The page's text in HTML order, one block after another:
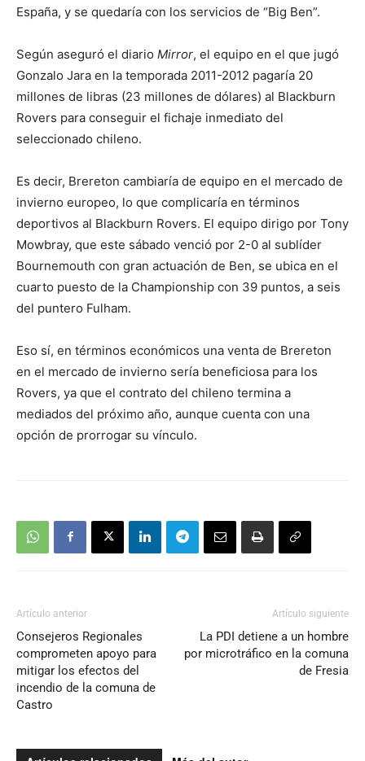
España, y se quedaría con los servicios de “Big Ben”.
Según aseguró el diario Mirror, el equipo en el que jugó
Gonzalo Jara en la temporada 2011-2012 pagaría 20
millones de libras (23 millones de dólares) al Blackburn
Rovers para conseguir el fichaje inmediato del
seleccionado chileno.
Es decir, Brereton cambiaría de equipo en el mercado de
invierno europeo, lo que complicaría en términos
deportivos al Blackburn Rovers. El equipo dirigo por Tony
Mowbray, que este sábado venció por 2-0 al sublíder
Bournemouth con gran actuación de Ben, se ubica en el
cuarto puesto de la Championship con 39 puntos, a seis
del puntero Fulham.
Eso sí, en términos económicos una venta de Brereton
en el mercado de invierno sería beneficiosa para los
Rovers, ya que el contrato del chileno termina a
mediados del próximo año, aunque cuenta con una
opción de prorrogar su vínculo.
Artículo anterior
Consejeros Regionales
comprometen apoyo para
mitigar los efectos del
incendio de la comuna de
Castro
Artículo siguiente
La PDI detiene a un hombre
por microtráfico en la comuna
de Fresia